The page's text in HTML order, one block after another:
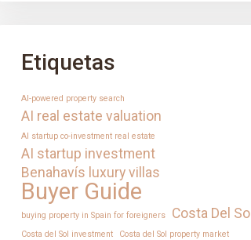
Etiquetas
AI-powered property search
AI real estate valuation
AI startup co-investment real estate
AI startup investment
Benahavís luxury villas
Buyer Guide
buying property in Spain for foreigners Costa Del Sol
Costa del Sol investment Costa del Sol property market